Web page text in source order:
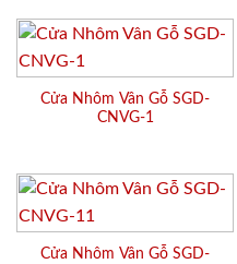
Cửa Nhôm Vân Gỗ SGD-
CNVG-1
Cửa Nhôm Vân Gỗ SGD-